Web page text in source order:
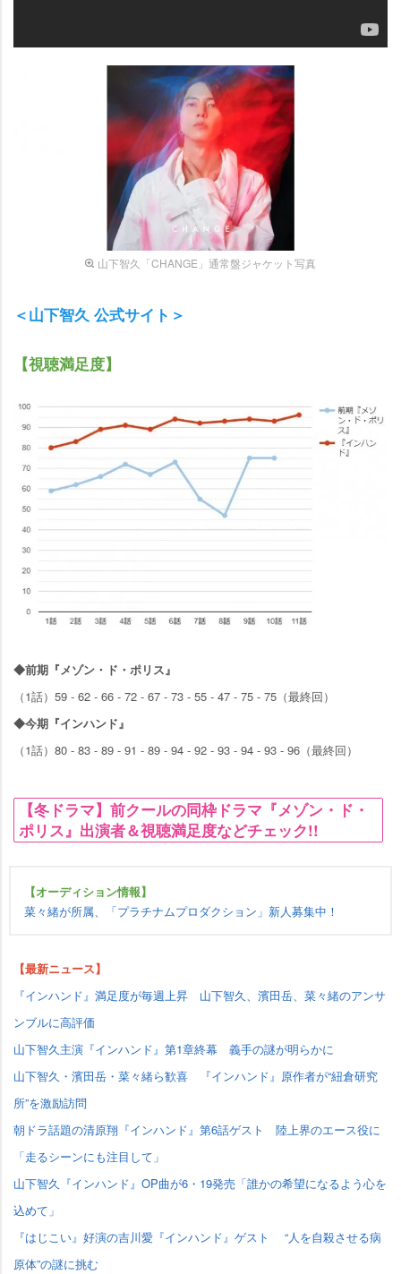
山下智久「CHANGE」通常盤ジャケット写真
＜山下智久 公式サイト＞
【視聴満足度】
◆前期『メゾン・ド・ポリス』
（1話）59 - 62 - 66 - 72 - 67 - 73 - 55 - 47 - 75 - 75（最終回）
◆今期『インハンド』
（1話）80 - 83 - 89 - 91 - 89 - 94 - 92 - 93 - 94 - 93 - 96（最終回）
【冬ドラマ】前クールの同枠ドラマ『メゾン・ド・
ポリス』出演者＆視聴満足度などチェック!!
【オーディション情報】
菜々緒が所属、「プラチナムプロダクション」新人募集中！
【最新ニュース】
『インハンド』満足度が毎週上昇 山下智久、濱田岳、菜々緒のアンサ
ンブルに高評価
山下智久主演『インハンド』第1章終幕 義手の謎が明らかに
山下智久・濱田岳・菜々緒ら歓喜 『インハンド』原作者が“紐倉研究
所”を激励訪問
朝ドラ話題の清原翔『インハンド』第6話ゲスト 陸上界のエース役に
「走るシーンにも注目して」
山下智久『インハンド』OP曲が6・19発売「誰かの希望になるよう心を
込めて」
『はじこい』好演の吉川愛『インハンド』ゲスト “人を自殺させる病
原体”の謎に挑む